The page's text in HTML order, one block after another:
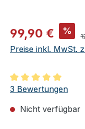
Verkaufspreis:
99,90 € %
Preise inkl. MwSt.
Durchschnittliche
3 Bewertungen
Nicht verfügbar